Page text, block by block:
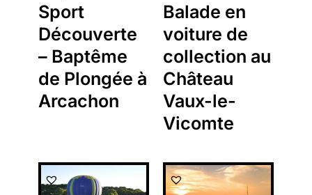
Sport
Découverte
– Baptême
de Plongée à
Arcachon
Balade en
voiture de
collection au
Château
Vaux-le-
Vicomte